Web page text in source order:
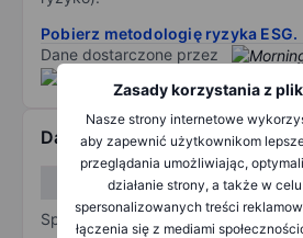
Zasady korzystania z
Nasze strony internetowe
aby zapewnić użytkownikom
przeglądania umożliwiając,
działanie strony, a także w
spersonalizowanych treści
łączenia się z mediami
Pobierz metodologię ryzyka ESG.
Dane dostarczone przez
Dane finansowe
W
Sprawozdanie z zysków